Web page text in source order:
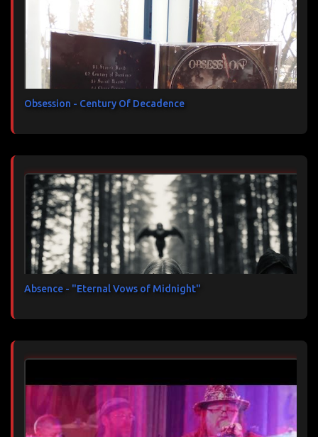
Obsession - Century Of Decadence
Absence - "Eternal Vows of Midnight"